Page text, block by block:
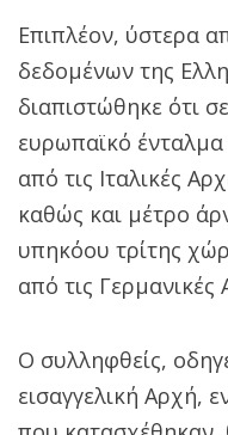
Επιπλέον, ύστερα
δεδομένων της
διαπιστώθηκε ότι
ευρωπαϊκό
από τις Ιταλικές
καθώς και μέτρο
υπηκόου τρίτης
από τις Γερμανικές
Ο συλληφθείς,
εισαγγελική Αρχή,